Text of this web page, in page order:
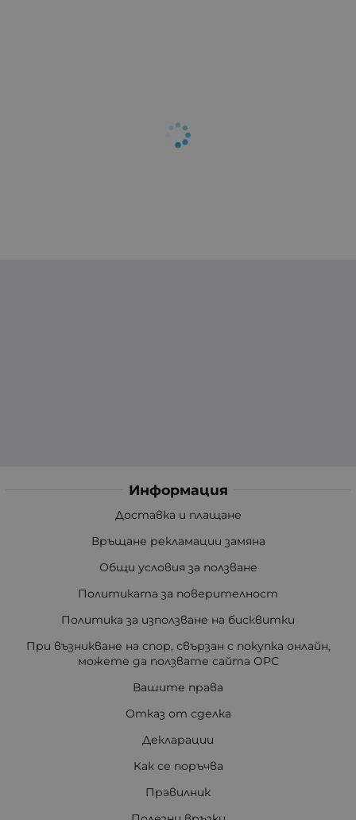
Информация
Доставка и плащане
Връщане рекламации замяна
Общи условия за ползване
Политиката за поверителност
Политика за използване на бисквитки
При възникване на спор, свързан с покупка онлайн,
можете да ползвате сайта ОРС
Вашите права
Отказ от сделка
Декларации
Как се поръчва
Правилник